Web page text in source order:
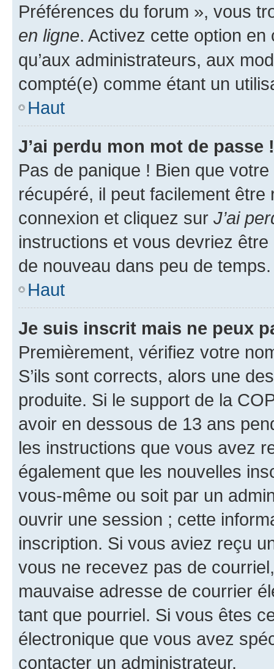
Préférences du forum », vous
en ligne. Activez cette option
qu’aux administrateurs, aux
compté(e) comme étant un
Haut
J’ai perdu mon mot de passe !
Pas de panique ! Bien que
récupéré, il peut facilement
connexion et cliquez sur J’ai
instructions et vous devriez
de nouveau dans peu de temps.
Haut
Je suis inscrit mais ne peux
Premièrement, vérifiez votre
S’ils sont corrects, alors une
produite. Si le support de la
avoir en dessous de 13 ans
les instructions que vous avez
également que les nouvelles
vous-même ou soit par un
ouvrir une session ; cette
inscription. Si vous aviez reçu
vous ne recevez pas de
mauvaise adresse de courrier
tant que pourriel. Si vous êtes
électronique que vous avez
contacter un administrateur.